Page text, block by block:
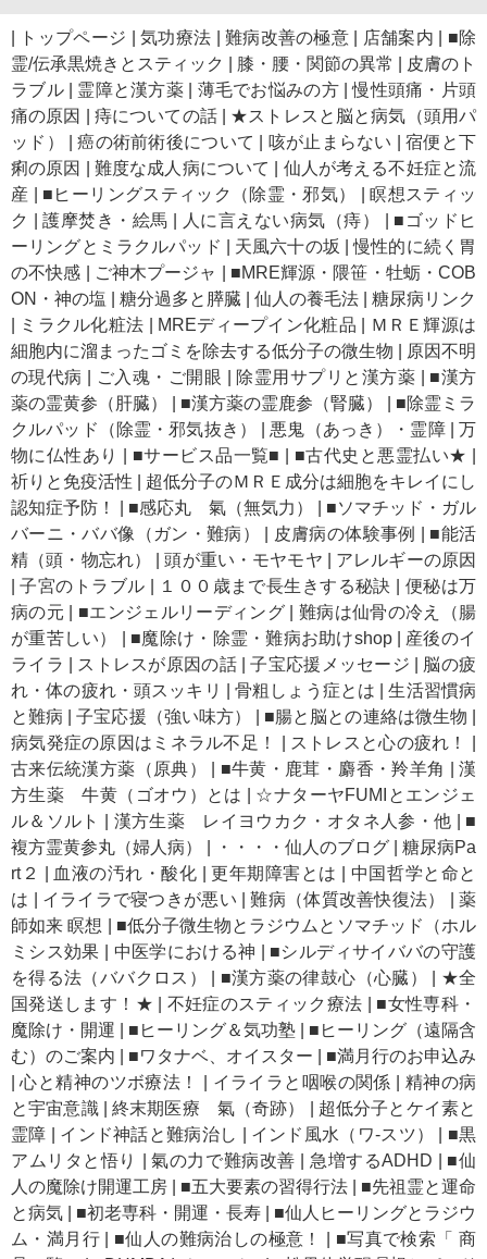
トップページ 気功療法 難病改善の極意 店舗案内
■除
霊/伝承黒焼きとスティック
膝・腰・関節の異常
皮膚のト
ラブル| 霊障と漢方薬 薄毛でお悩みの方|慢性頭痛・片頭
痛の原因
痔についての話| ★ストレスと脳と病気（頭用パ
ッド）
|癌の術前術後について 咳が止まらない |宿便と下
痢の原因
難度な成人病について
仙人が考える不妊症と流
産
■ヒーリングスティック（除霊・邪気） |瞑想スティッ
ク
|護摩焚き・絵馬 人に言えない病気（痔）
■ゴッドヒ
ーリングとミラクルパッド
天風六十の坂 |慢性的に続く胃
の不快感
ご神木プージャ
■MRE輝源・隈笹・牡蛎・COB
ON・神の塩
糖分過多と膵臓 仙人の養毛法
糖尿病リンク
ミラクル化粧法 MREディープイン化粧品
ＭＲＥ輝源は
細胞内に溜まったゴミを除去する低分子の微生物
原因不明
の現代病
ご入魂・ご開眼 除霊用サプリと漢方薬
■漢方
薬の霊黄参（肝臓）
■漢方薬の霊鹿参（腎臓）
■除霊ミラ
クルパッド（除霊・邪気抜き）
悪鬼（あっき）・霊障|万
物に仏性あり
■サービス品一覧■ ■古代史と悪霊払い★
祈りと免疫活性
超低分子のＭＲＥ成分は細胞をキレイにし
認知症予防！
■感応丸 氣（無気力）
■ソマチッド・ガル
バーニ・ババ像（ガン・難病）
皮膚病の体験事例
■能活
精（頭・物忘れ）
|頭が重い・モヤモヤ
アレルギーの原因
|子宮のトラブル １００歳まで長生きする秘訣
便秘は万
病の元
■エンジェルリーディング
難病は仙骨の冷え（腸
が重苦しい）
■魔除け・除霊・難病お助けshop| 産後のイ
ライラ
ストレスが原因の話|子宝応援メッセージ
脳の疲
れ・体の疲れ・頭スッキリ
|骨粗しょう症とは |生活習慣病
と難病 |子宝応援（強い味方） ■腸と脳との連絡は微生物
病気発症の原因はミネラル不足！
ストレスと心の疲れ！
古来伝統漢方薬（原典）
■牛黄・鹿茸・麝香・羚羊角 |漢
方生薬 牛黄（ゴオウ）とは
☆ナターヤFUMIとエンジェ
ル＆ソルト
漢方生薬 レイヨウカク・オタネ人参・他
■
複方霊黄参丸（婦人病）
・・・・仙人のブログ
糖尿病Pa
rt２
血液の汚れ・酸化 |更年期障害とは
中国哲学と命と
は
イライラで寝つきが悪い |難病（体質改善快復法） |薬
師如来 瞑想
■低分子微生物とラジウムとソマチッド（ホル
ミシス効果
中医学における神
■シルディサイババの守護
を得る法（ババクロス）
■漢方薬の律鼓心（心臓）
★全
国発送します！★
不妊症のスティック療法
■女性専科・
魔除け・開運
■ヒーリング＆気功塾
■ヒーリング（遠隔含
む）のご案内
■ワタナベ、オイスター
■満月行のお申込み
|心と精神のツボ療法！ イライラと咽喉の関係
精神の病
と宇宙意識|終末期医療 氣（奇跡）
超低分子とケイ素と
霊障
インド神話と難病治し インド風水（ワ-スツ）
■黒
アムリタと悟り
|氣の力で難病改善 急増するADHD
■仙
人の魔除け開運工房
■五大要素の習得行法
■先祖霊と運命
と病気
■初老専科・開運・長寿
■仙人ヒーリングとラジウ
ム・満月行
■仙人の難病治しの極意！
■写真で検索「 商